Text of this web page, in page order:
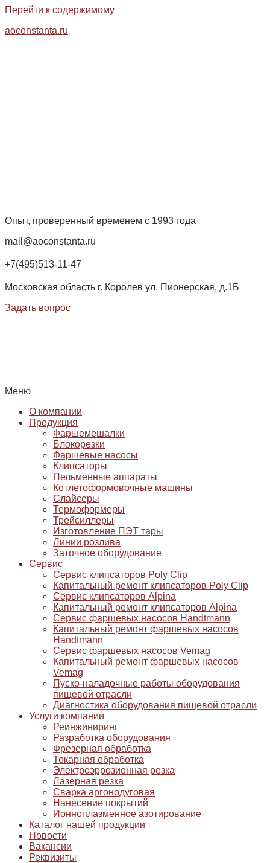
Перейти к содержимому
aoconstanta.ru
Опыт, проверенный временем с 1993 года
mail@aoconstanta.ru
+7(495)513-11-47
Московская область г. Королев ул. Пионерская, д.1Б
Задать вопрос
Меню
О компании
Продукция
Фаршемешалки
Блокорезки
Фаршевые насосы
Клипсаторы
Пельменные аппараты
Котлетоформовочные машины
Слайсеры
Термоформеры
Трейсиллеры
Изготовление ПЭТ тары
Линии розлива
Заточное оборудование
Сервис
Сервис клипсаторов Poly Clip
Капитальный ремонт клипсаторов Poly Clip
Сервис клипсаторов Alpina
Капитальный ремонт клипсаторов Alpina
Сервис фаршевых насосов Handtmann
Капитальный ремонт фаршевых насосов
Handtmann
Сервис фаршевых насосов Vemag
Капитальный ремонт фаршевых насосов
Vemag
Пуско-наладочные работы оборудования
пищевой отрасли
Диагностика оборудования пищевой отрасли
Услуги компании
Реинжиниринг
Разработка оборудования
Фрезерная обработка
Токарная обработка
Электроэррозионная резка
Лазерная резка
Сварка аргонодуговая
Нанесение покрытий
Ионноплазменное азотирование
Каталог нашей продукции
Новости
Вакансии
Реквизиты